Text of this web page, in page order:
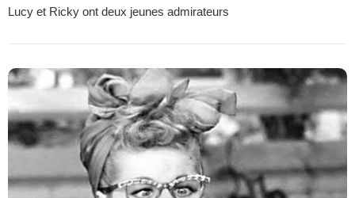
Lucy et Ricky ont deux jeunes admirateurs